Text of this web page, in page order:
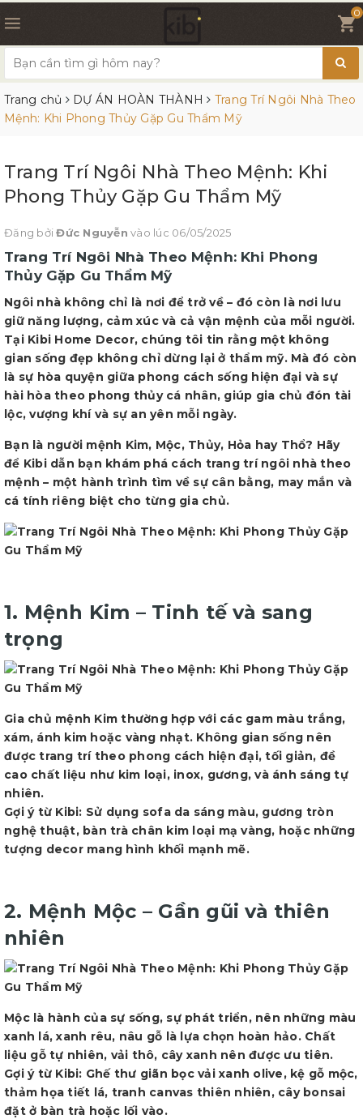
0
Trang chủ DỰ ÁN HOÀN THÀNH
Trang Trí Ngôi Nhà Theo
Mệnh: Khi Phong Thủy Gặp Gu Thẩm Mỹ
Trang Trí Ngôi Nhà Theo Mệnh: Khi
Phong Thủy Gặp Gu Thẩm Mỹ
Đăng bởiĐức Nguyễn vào lúc 06/05/2025
Trang Trí Ngôi Nhà Theo Mệnh: Khi Phong
Thủy Gặp Gu Thẩm Mỹ
Ngôi nhà không chỉ là nơi để trở về – đó còn là nơi lưu
giữ năng lượng, cảm xúc và cả vận mệnh của mỗi người.
Tại Kibi Home Decor, chúng tôi tin rằng một không
gian sống đẹp không chỉ dừng lại ở thẩm mỹ. Mà đó còn
là sự hòa quyện giữa phong cách sống hiện đại và sự
hài hòa theo phong thủy cá nhân, giúp gia chủ đón tài
lộc, vượng khí và sự an yên mỗi ngày.
Bạn là người mệnh Kim, Mộc, Thủy, Hỏa hay Thổ? Hãy
để Kibi dẫn bạn khám phá cách trang trí ngôi nhà theo
mệnh – một hành trình tìm về sự cân bằng, may mắn và
cá tính riêng biệt cho từng gia chủ.
1. Mệnh Kim – Tinh tế và sang
trọng
Gia chủ mệnh Kim thường hợp với các gam màu trắng,
xám, ánh kim hoặc vàng nhạt. Không gian sống nên
được trang trí theo phong cách hiện đại, tối giản, đề
cao chất liệu như kim loại, inox, gương, và ánh sáng tự
nhiên.
Gợi ý từ Kibi: Sử dụng sofa da sáng màu, gương tròn
nghệ thuật, bàn trà chân kim loại mạ vàng, hoặc những
tượng decor mang hình khối mạnh mẽ.
2. Mệnh Mộc – Gần gũi và thiên
nhiên
Mộc là hành của sự sống, sự phát triển, nên những màu
xanh lá, xanh rêu, nâu gỗ là lựa chọn hoàn hảo. Chất
liệu gỗ tự nhiên, vải thô, cây xanh nên được ưu tiên.
Gợi ý từ Kibi: Ghế thư giãn bọc vải xanh olive, kệ gỗ mộc,
thảm họa tiết lá, tranh canvas thiên nhiên, cây bonsai
đặt ở bàn trà hoặc lối vào.